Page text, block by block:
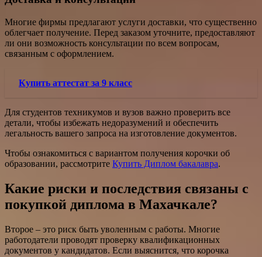
Многие фирмы предлагают услуги доставки, что существенно
облегчает получение. Перед заказом уточните, предоставляют
ли они возможность консультации по всем вопросам,
связанным с оформлением.
Купить аттестат за 9 класс
Для студентов техникумов и вузов важно проверить все
детали, чтобы избежать недоразумений и обеспечить
легальность вашего запроса на изготовление документов.
Чтобы ознакомиться с вариантом получения корочки об
образовании, рассмотрите Купить Диплом бакалавра.
Какие риски и последствия связаны с
покупкой диплома в Махачкале?
Второе – это риск быть уволенным с работы. Многие
работодатели проводят проверку квалификационных
документов у кандидатов. Если выяснится, что корочка